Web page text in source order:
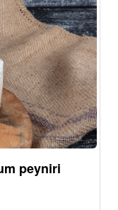
peyniri